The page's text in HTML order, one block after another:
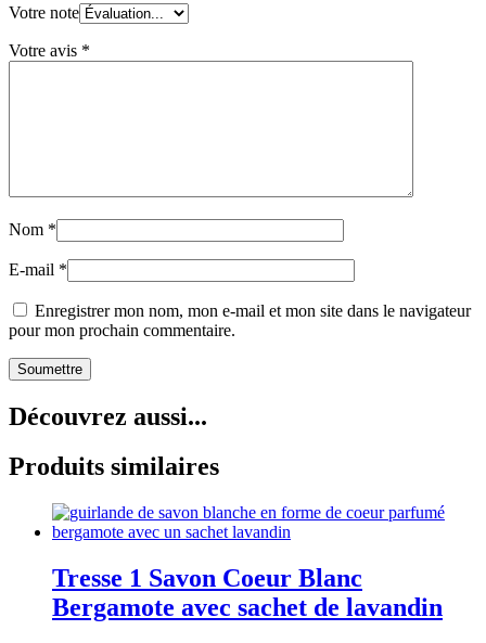
Votre note
Votre avis *
Nom *
E-mail *
Enregistrer mon nom, mon e-mail et mon site dans le navigateur
pour mon prochain commentaire.
Découvrez aussi...
Produits similaires
Tresse 1 Savon Coeur Blanc
Bergamote avec sachet de lavandin